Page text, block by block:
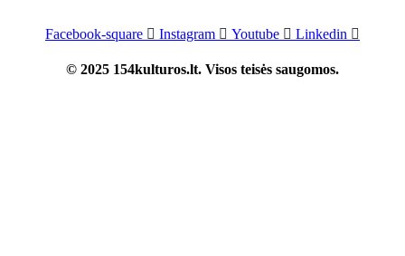
Facebook-square Instagram Youtube Linkedin
© 2025 154kulturos.lt. Visos teisės saugomos.